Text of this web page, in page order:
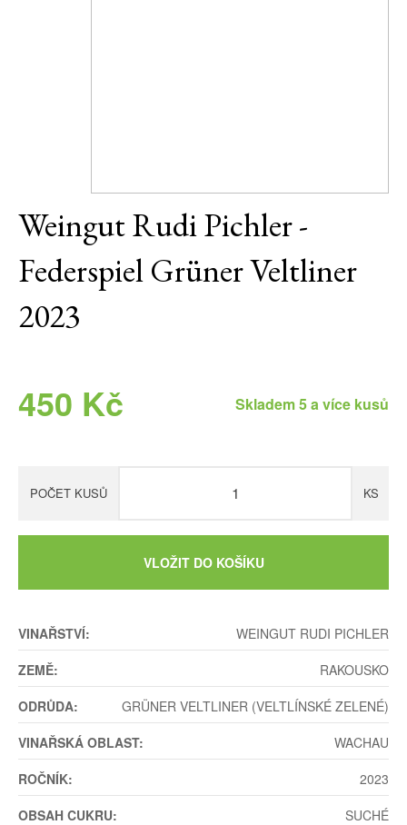
Weingut Rudi Pichler -
Federspiel Grüner Veltliner
2023
450 Kč Skladem 5 a více kusů
POČET KUSŮ KS
VLOŽIT DO KOŠÍKU
VINAŘSTVÍ:
WEINGUT RUDI PICHLER
ZEMĚ:
RAKOUSKO
ODRŮDA:
GRÜNER VELTLINER (VELTLÍNSKÉ ZELENÉ)
VINAŘSKÁ OBLAST:
WACHAU
ROČNÍK:
2023
OBSAH CUKRU:
SUCHÉ